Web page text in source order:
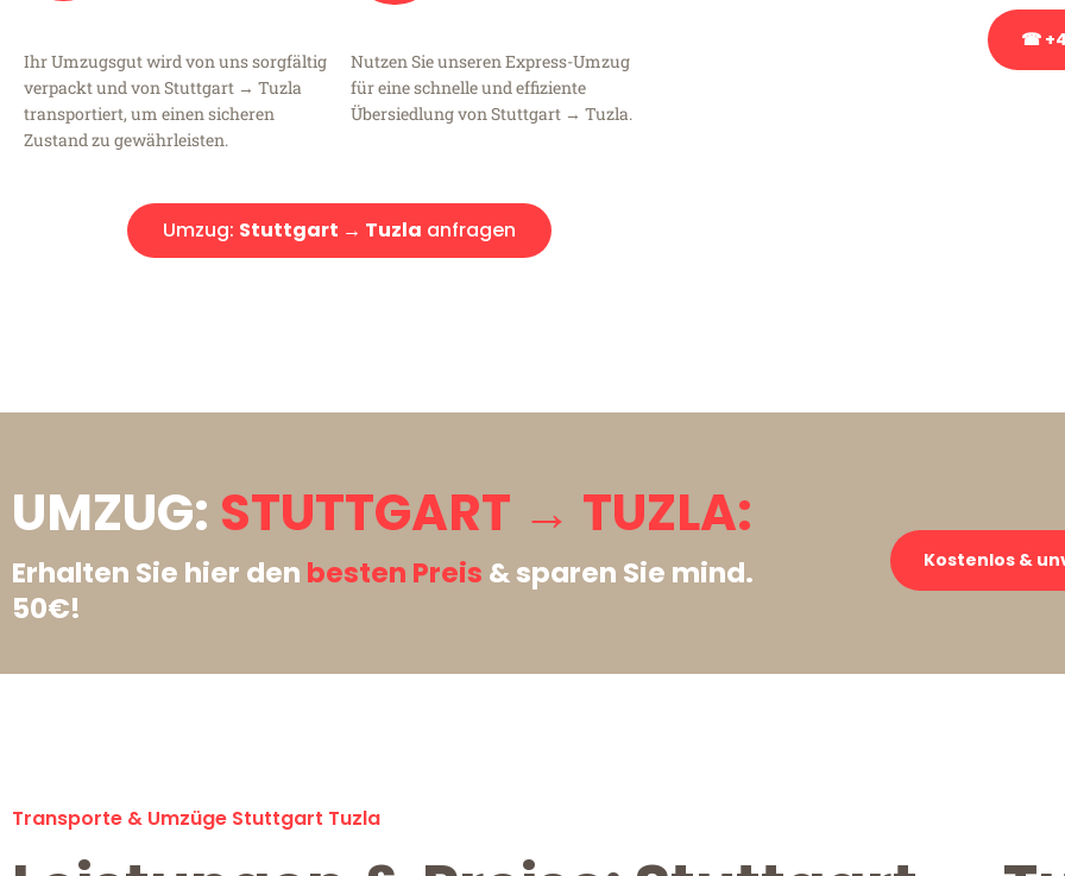
Ihr Umzugsgut wird von uns sorgfältig
verpackt und von Stuttgart → Tuzla
transportiert, um einen sicheren
Zustand zu gewährleisten.
Nutzen Sie unseren Express-Umzug
für eine schnelle und effiziente
Übersiedlung von Stuttgart → Tuzla.
Umzug: Stuttgart → Tuzla anfragen
☎
UMZUG: STUTTGART → TUZLA:
Erhalten Sie hier den besten Preis & sparen Sie mind.
50€!
Kostenlos &
Transporte & Umzüge Stuttgart Tuzla